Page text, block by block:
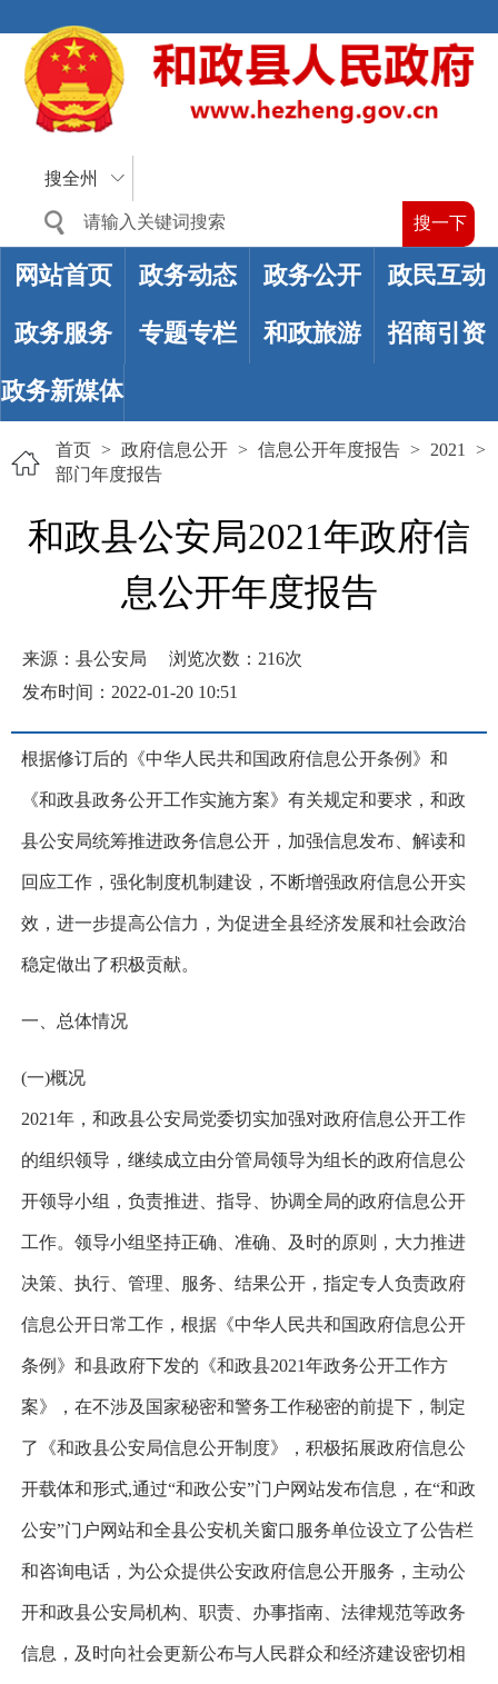
搜全州
网站首页 政务动态 政务公开 政民互动
政务服务 专题专栏 和政旅游 招商引资
政务新媒体
首页 > 政府信息公开 > 信息公开年度报告 > 2021
>
部门年度报告
和政县公安局2021年政府信
息公开年度报告
来源：县公安局 浏览次数： 216次
发布时间：2022-01-20 10:51
根据修订后的《中华人民共和国政府信息公开条例》和
《和政县政务公开工作实施方案》有关规定和要求，和政
县公安局统筹推进政务信息公开，加强信息发布、解读和
回应工作，强化制度机制建设，不断增强政府信息公开实
效，进一步提高公信力，为促进全县经济发展和社会政治
稳定做出了积极贡献。
一、总体情况
(一)概况
2021年，和政县公安局党委切实加强对政府信息公开工作
的组织领导， 继续成立由分管局领导为组长的政府信息公
开领导小组， 负责推进、指导、协调全局的政府信息公开
工作。领导小组 坚持正确、准确、及时的原则，大力推进
决策、执行、管理、服务、结果公开， 指定专人负责政府
信息公开日常工作， 根据《中华人民共和国政府信息公开
条例》和县政府下发的 《和政县2021年政务公开工作方
案》 ，在不涉及国家秘密和警务工作秘密的前提下， 制定
了《和政县公安局信息公开制度》， 积极拓展政府信息公
开载体和形式,通过“和政公安”门户网站发布信息，在“和政
公安”门户网站和全县公安机关窗口服务单位设立了公告栏
和咨询电话，为公众提供公安政府信息公开服务，主动公
开和政县公安局机构、职责、办事指南、法律规范等政务
信息，及时向社会更新公布与人民群众和经济建设密切相